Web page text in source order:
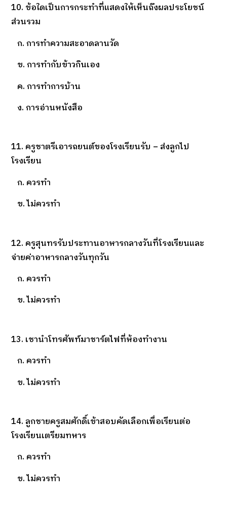
10. ข้อใดเป็นการกระทำที่แสดงให้เห็นถึงผลประโยชน์
ส่วนรวม
ก. การทำความสะอาดลานวัด
ข. การทำกับข้าวกินเอง
ค. การทำการบ้าน
ง. การอ่านหนังสือ
11. ครูชาตรีเอารถยนต์ของโรงเรียนรับ – ส่งลูกไป
โรงเรียน
ก. ควรทำ
ข. ไม่ควรทำ
12. ครูสุนทรรับประทานอาหารกลางวันที่โรงเรียนและ
จ่ายค่าอาหารกลางวันทุกวัน
ก. ควรทำ
ข. ไม่ควรทำ
13. เชานำโทรศัพท์มาชาร์ตไฟที่ห้องทำงาน
ก. ควรทำ
ข. ไม่ควรทำ
14. ลูกชายครูสมศักดิ์เข้าสอบคัดเลือกเพื่อเรียนต่อ
โรงเรียนเตรียมทหาร
ก. ควรทำ
ข. ไม่ควรทำ